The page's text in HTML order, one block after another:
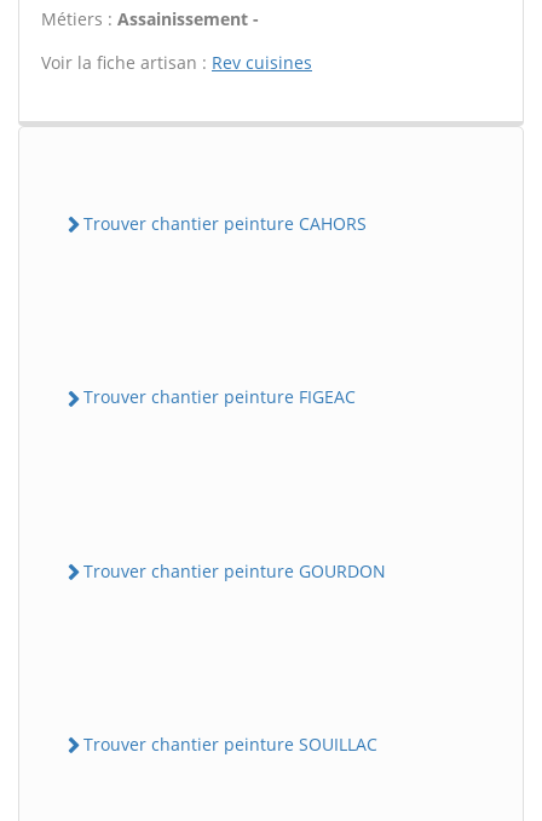
Métiers : Assainissement -
Voir la fiche artisan : Rev cuisines
Trouver chantier peinture CAHORS
Trouver chantier peinture FIGEAC
Trouver chantier peinture GOURDON
Trouver chantier peinture SOUILLAC